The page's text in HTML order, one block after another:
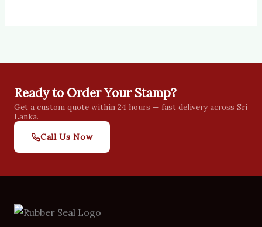
Ready to Order Your Stamp?
Get a custom quote within 24 hours — fast delivery across Sri
Lanka.
Call Us Now